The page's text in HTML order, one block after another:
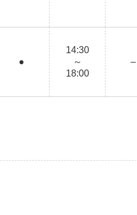
●
14:30
～
18:00
–